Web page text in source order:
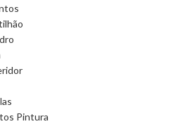
Pintura